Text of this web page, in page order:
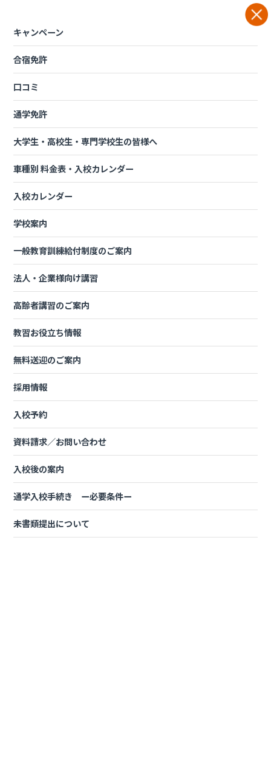
キャンペーン
合宿免許
口コミ
通学免許
大学生・高校生・専門学校生の皆様へ
車種別 料金表・入校カレンダー
入校カレンダー
学校案内
一般教育訓練給付制度のご案内
法人・企業様向け講習
高齢者講習のご案内
教習お役立ち情報
無料送迎のご案内
採用情報
入校予約
資料請求／お問い合わせ
入校後の案内
通学入校手続き ー必要条件ー
未書類提出について